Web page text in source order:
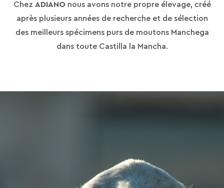
Chez ADIANOnous avons notre propre élevage, créé
après plusieurs années de recherche et de sélection
des meilleurs spécimens purs de moutons Manchega
dans toute Castilla la Mancha.